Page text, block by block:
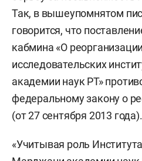
Так, в вышеупомнятом
говорится, что
кабмина «О
исследовательских
академии наук РТ»
федеральному закону о
(от 27 сентября 2013 года).
«Учитывая роль